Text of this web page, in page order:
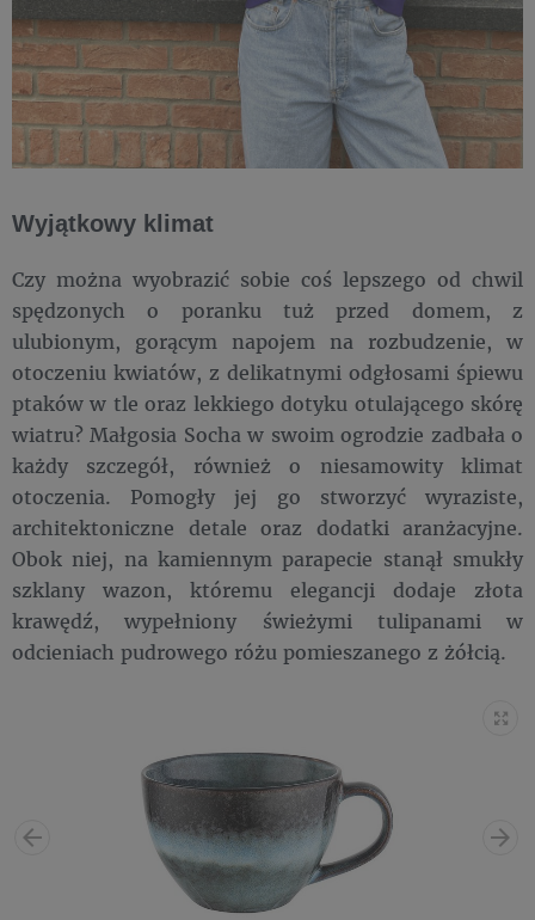
Wyjątkowy klimat
Czy można wyobrazić sobie coś lepszego od chwil
spędzonych o poranku tuż przed domem, z
ulubionym, gorącym napojem na rozbudzenie, w
otoczeniu kwiatów, z delikatnymi odgłosami śpiewu
ptaków w tle oraz lekkiego dotyku otulającego skórę
wiatru? Małgosia Socha w swoim ogrodzie zadbała o
każdy szczegół, również o niesamowity klimat
otoczenia. Pomogły jej go stworzyć wyraziste,
architektoniczne detale oraz dodatki aranżacyjne.
Obok niej, na kamiennym parapecie stanął smukły
szklany wazon, któremu elegancji dodaje złota
krawędź, wypełniony świeżymi tulipanami w
odcieniach pudrowego różu pomieszanego z żółcią.